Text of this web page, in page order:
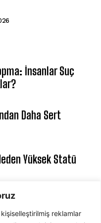
reklamlar
İnsanlar Suç
Daha Sert
Yüksek Statü